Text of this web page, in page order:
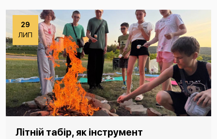
29
ЛИП
Літній табір, як інструмент